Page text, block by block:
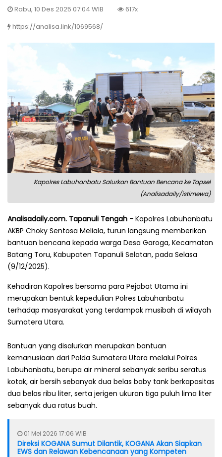
Rabu, 10 Des 2025 07:04 WIB
617x
https://analisa.link/1069568/
Kapolres Labuhanbatu Salurkan Bantuan Bencana ke Tapsel
(Analisadaily/istimewa)
Analisadaily.com. Tapanuli Tengah - Kapolres Labuhanbatu
AKBP Choky Sentosa Meliala, turun langsung memberikan
bantuan bencana kepada warga Desa Garoga, Kecamatan
Batang Toru, Kabupaten Tapanuli Selatan, pada Selasa
(9/12/2025).
Kehadiran Kapolres bersama para Pejabat Utama ini
merupakan bentuk kepedulian Polres Labuhanbatu
terhadap masyarakat yang terdampak musibah di wilayah
Sumatera Utara.
Bantuan yang disalurkan merupakan bantuan
kemanusiaan dari Polda Sumatera Utara melalui Polres
Labuhanbatu, berupa air mineral sebanyak seribu seratus
kotak, air bersih sebanyak dua belas baby tank berkapasitas
dua belas ribu liter, serta jerigen ukuran tiga puluh lima liter
sebanyak dua ratus buah.
01 Mei 2026 17:06 WIB
Direksi KOGANA Sumut Dilantik, KOGANA Akan Siapkan
EWS dan Relawan Kebencanaan yang Kompeten